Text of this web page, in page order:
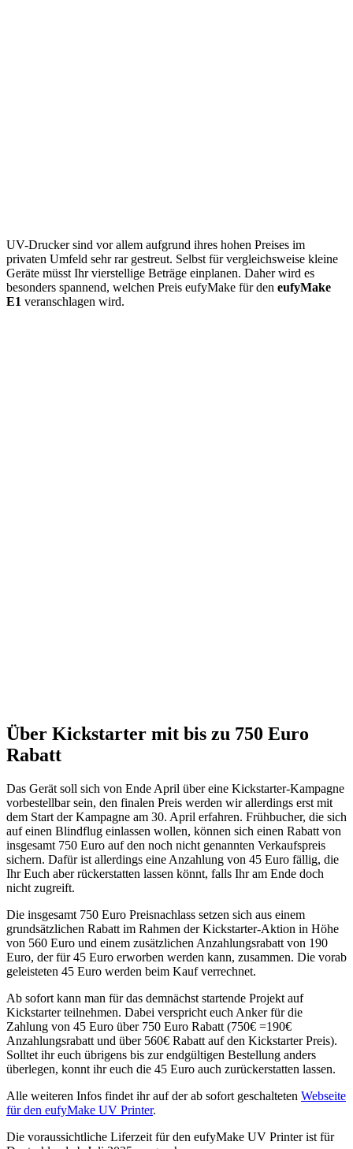
UV-Drucker sind vor allem aufgrund ihres hohen Preises im
privaten Umfeld sehr rar gestreut. Selbst für vergleichsweise kleine
Geräte müsst Ihr vierstellige Beträge einplanen. Daher wird es
besonders spannend, welchen Preis eufyMake für den eufyMake
E1 veranschlagen wird.
Über Kickstarter mit bis zu 750 Euro
Rabatt
Das Gerät soll sich von Ende April über eine Kickstarter-Kampagne
vorbestellbar sein, den finalen Preis werden wir allerdings erst mit
dem Start der Kampagne am 30. April erfahren. Frühbucher, die sich
auf einen Blindflug einlassen wollen, können sich einen Rabatt von
insgesamt 750 Euro auf den noch nicht genannten Verkaufspreis
sichern. Dafür ist allerdings eine Anzahlung von 45 Euro fällig, die
Ihr Euch aber rückerstatten lassen könnt, falls Ihr am Ende doch
nicht zugreift.
Die insgesamt 750 Euro Preisnachlass setzen sich aus einem
grundsätzlichen Rabatt im Rahmen der Kickstarter-Aktion in Höhe
von 560 Euro und einem zusätzlichen Anzahlungsrabatt von 190
Euro, der für 45 Euro erworben werden kann, zusammen. Die vorab
geleisteten 45 Euro werden beim Kauf verrechnet.
Ab sofort kann man für das demnächst startende Projekt auf
Kickstarter teilnehmen. Dabei verspricht euch Anker für die
Zahlung von 45 Euro über 750 Euro Rabatt (750€ =190€
Anzahlungsrabatt und über 560€ Rabatt auf den Kickstarter Preis).
Solltet ihr euch übrigens bis zur endgültigen Bestellung anders
überlegen, konnt ihr euch die 45 Euro auch zurückerstatten lassen.
Alle weiteren Infos findet ihr auf der ab sofort geschalteten Webseite
für den eufyMake UV Printer.
Die voraussichtliche Liferzeit für den eufyMake UV Printer ist für